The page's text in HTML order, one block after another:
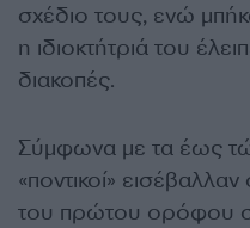
σχέδιο τους, ενώ
η ιδιοκτήτριά του
διακοπές.
Σύμφωνα με τα έως
«ποντικοί»
του πρώτου ορόφου